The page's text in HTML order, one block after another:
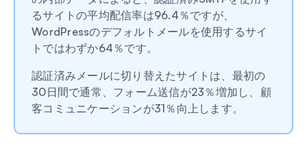
るサイトの平均配信率は96.4％ですが、
WordPressのデフォルトメールを使用するサイ
トではわずか64％です。
認証済みメールに切り替えたサイトは、最初の
30日間で通常、フォーム送信が23％増加し、顧
客コミュニケーションが31％向上します。